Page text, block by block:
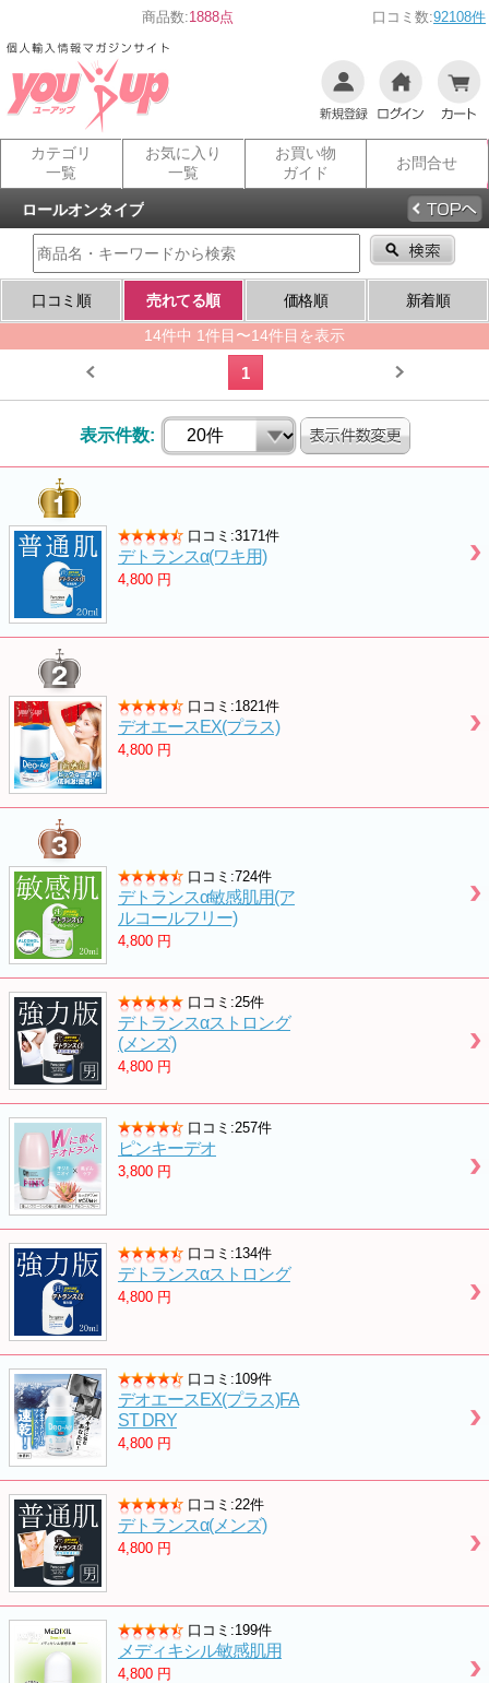
商品数:1888点 口コミ数:92108件
カテゴリ
一覧
お気に入り
一覧
お買い物
ガイド
お問合せ
ロールオンタイプ
口コミ順 売れてる順 価格順
新着順
14件中 1件目〜14件目を表示
1
表示件数:
口コミ:3171件
デトランスα(ワキ用)
4,800 円
口コミ:1821件
デオエースEX(プラス)
4,800 円
口コミ:724件
デトランスα敏感肌用(ア
ルコールフリー)
4,800 円
口コミ:25件
デトランスαストロング
(メンズ)
4,800 円
口コミ:257件
ピンキーデオ
3,800 円
口コミ:134件
デトランスαストロング
4,800 円
口コミ:109件
デオエースEX(プラス)FA
ST DRY
4,800 円
口コミ:22件
デトランスα(メンズ)
4,800 円
口コミ:199件
メディキシル敏感肌用
4,800 円